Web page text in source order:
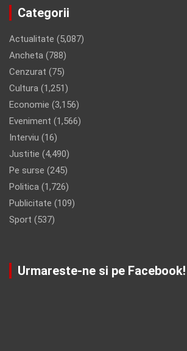
Categorii
Actualitate (5,087)
Ancheta (788)
Cenzurat (75)
Cultura (1,251)
Economie (3,156)
Eveniment (1,566)
Interviu (16)
Justitie (4,490)
Pe surse (245)
Politica (1,726)
Publicitate (109)
Sport (537)
Urmareste-ne si pe Facebook!